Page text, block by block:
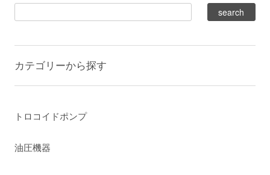
カテゴリーから探す
トロコイドポンプ
油圧機器